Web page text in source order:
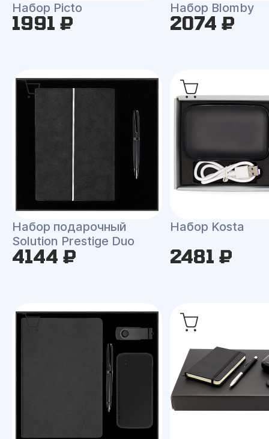
Набор Picto
1991 ₽
Набор Blomby
2074 ₽
Набор подарочный
Solution Prestige Duo
4144 ₽
Набор Kosta
2481 ₽